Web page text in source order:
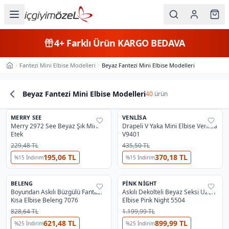
Kategorileri
Erkek
Çocuk
Fantazi
Büyük
Beden
4+Farklı Ürün KARGO BEDAVA
Ana SayfaFantezi Mini Elbise Modelleri Beyaz Fantezi Mini Elbise Modelleri
Beyaz Fantezi Mini Elbise Modelleri40 ürün
Ürün Listesi
%26
⭐Yıldız Fırsat
MERRY SEE
Merry 2972 See Beyaz Şık Mini
Etek
229,48 TL
%15 İndirim195,06 TL
%24
⭐Yıldız Fırsat
VENLISA
Drapeli V Yaka Mini Elbise Venlisa
V9401
435,50 TL
%15 İndirim370,18 TL
%38
BELENG
Boyundan Askılı Büzgülü Fantazi
Kısa Elbise Beleng 7076
828,64 TL
%25 İndirim621,48 TL
%55
PINK NIGHT
Askılı Dekolteli Beyaz Seksi Uzun
Elbise Pink Night 5504
1.199,99 TL
%25 İndirim899,99 TL